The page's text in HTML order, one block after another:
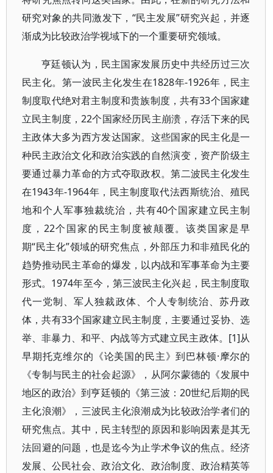
研究对象的共同激发下，“民主发展”研究兴起，并逐
渐成为比较政治学视域下的一个重要研究领域。
亨廷顿认为，民主国家发展历史中共经历过三次
民主化。第一波民主化发生在1828年-1926年，民主
制度取代绝对君主制度和贵族制度，共有33个国家建
立民主制度，22个国家经历民主崩溃，存活下来的民
主政体大多为西方发达国家。这些国家的民主化是一
种民主政治文化和政治实践的自然演变，资产阶级主
要通过暴力革命的方式夺取政权。第二波民主化发生
在1943年-1964年，民主制度取代法西斯统治、殖民
地和个人军事独裁统治，共有40个国家建立民主制
度，22个国家的民主制度被颠覆。该类国家是早
期“民主化”领域的研究焦点，外部压力和非殖民化的
趋势推动民主革命的爆发，以内战和军事革命为主要
形式。1974年至今，第三波民主化兴起，民主制度取
代一党制、军人独裁政体、个人专制统治、苏丹政
体，共有33个国家建立民主制度，主要通过妥协、选
举、非暴力、和平、内战等方式建立民主政体。[1]从
早期托克维尔的《论美国的民主》到巴林顿·摩尔的
《专制与民主的社会起源》，从阿尔蒙德的《发展中
地区的政治》到亨廷顿的《第三波：20世纪后期的民
主化浪潮》，三波民主化浪潮成为比较政治学者们的
研究焦点。其中，民主转型的原因和影响因素是其无
法回避的问题，也是迄今为止学术争议的焦点。经济
发展、公民社会、政治文化、政治制度、政治精英等